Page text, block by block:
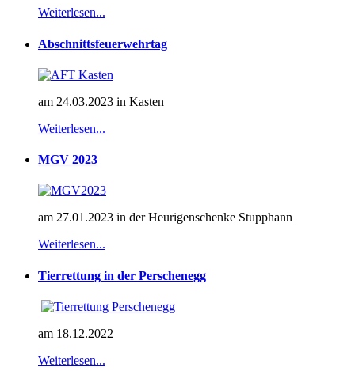
Weiterlesen...
Abschnittsfeuerwehrtag
am 24.03.2023 in Kasten
Weiterlesen...
MGV 2023
am 27.01.2023 in der Heurigenschenke Stupphann
Weiterlesen...
Tierrettung in der Perschenegg
am 18.12.2022
Weiterlesen...